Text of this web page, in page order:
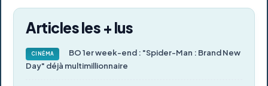
Articles les + lus
CINÉMA
BO 1er week-end : "Spider-Man : Brand New
Day" déjà multimillionnaire